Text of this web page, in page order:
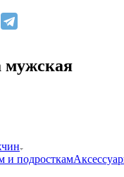
мужская
и подросткам